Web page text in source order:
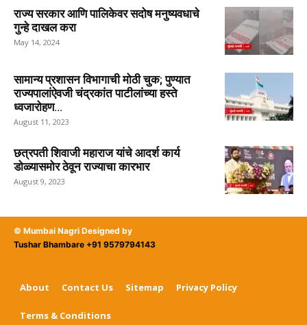
राज्य सरकार आणि पालिकेवर सदोष मनुष्यवधाचे
गुन्हे दाखल करा
May 14, 2024
सामान्य प्रशासन विभागाची मोठी चुक; पुण्यात
राज्यपालांऐवजी चंद्रकांत पाटीलांच्या हस्ते
ध्वजारोहण...
August 11, 2023
छत्रपती शिवाजी महाराज यांचे आदर्श कार्य
डोळ्यासमोर ठेवून राज्याचा कारभार
August 9, 2023
© Mumbai Nagri Designed by
Tushar Bhambare +91 9579794143
About Contact Us Sitemap Privacy Policy
Terms & Conditions